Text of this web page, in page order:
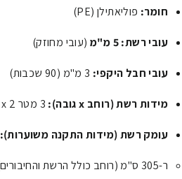
חומר: פוליאתילן (PE)
עובי רשת:5 מ"מ (עובי מחוזק)
עובי חבל היקפי:
מידות רשת (רוחב x גובה):
עומק רשת (מידות התקנה משוערות):
ר-305 ס"מ (רוחב כולל הרשת והחיבורים)